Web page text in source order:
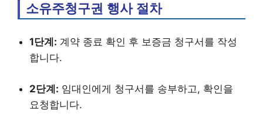
소유주청구권 행사 절차
1단계: 계약 종료 확인 후 보증금 청구서를 작성
합니다.
2단계: 임대인에게 청구서를 송부하고, 확인을
요청합니다.